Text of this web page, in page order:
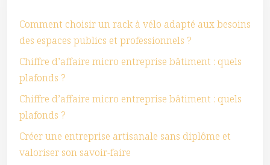
Comment choisir un rack à vélo adapté aux besoins
des espaces publics et professionnels ?
Chiffre d’affaire micro entreprise bâtiment : quels
plafonds ?
Chiffre d’affaire micro entreprise bâtiment : quels
plafonds ?
Créer une entreprise artisanale sans diplôme et
valoriser son savoir-faire